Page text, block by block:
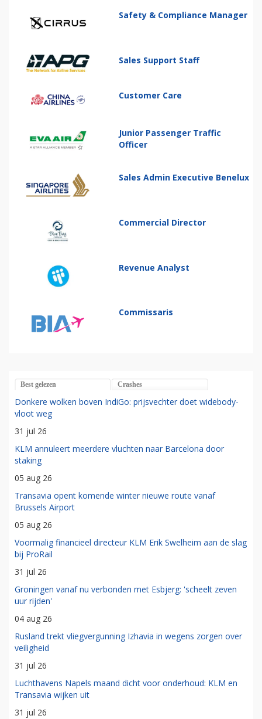
Safety & Compliance Manager
Sales Support Staff
Customer Care
Junior Passenger Traffic
Officer
Sales Admin Executive Benelux
Commercial Director
Revenue Analyst
Commissaris
Best gelezen Crashes
Donkere wolken boven IndiGo: prijsvechter doet widebody-
vloot weg
31 jul 26
KLM annuleert meerdere vluchten naar Barcelona door
staking
05 aug 26
Transavia opent komende winter nieuwe route vanaf
Brussels Airport
05 aug 26
Voormalig financieel directeur KLM Erik Swelheim aan de slag
bij ProRail
31 jul 26
Groningen vanaf nu verbonden met Esbjerg: 'scheelt zeven
uur rijden'
04 aug 26
Rusland trekt vliegvergunning Izhavia in wegens zorgen over
veiligheid
31 jul 26
Luchthavens Napels maand dicht voor onderhoud: KLM en
Transavia wijken uit
31 jul 26